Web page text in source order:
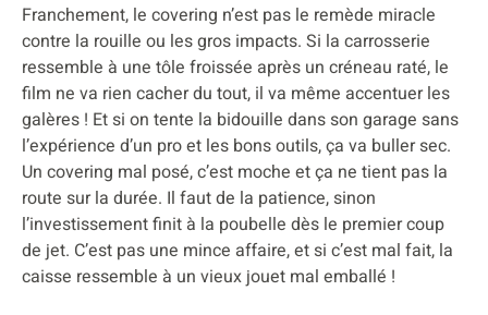
Franchement, le covering n’est pas le remède miracle
contre la rouille ou les gros impacts. Si la carrosserie
ressemble à une tôle froissée après un créneau raté, le
film ne va rien cacher du tout, il va même accentuer les
galères ! Et si on tente la bidouille dans son garage sans
l’expérience d’un pro et les bons outils, ça va buller sec.
Un covering mal posé, c’est moche et ça ne tient pas la
route sur la durée. Il faut de la patience, sinon
l’investissement finit à la poubelle dès le premier coup
de jet. C’est pas une mince affaire, et si c’est mal fait, la
caisse ressemble à un vieux jouet mal emballé !